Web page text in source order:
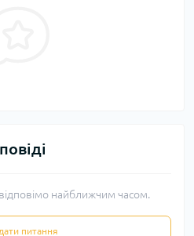
найближчим часом.
питання